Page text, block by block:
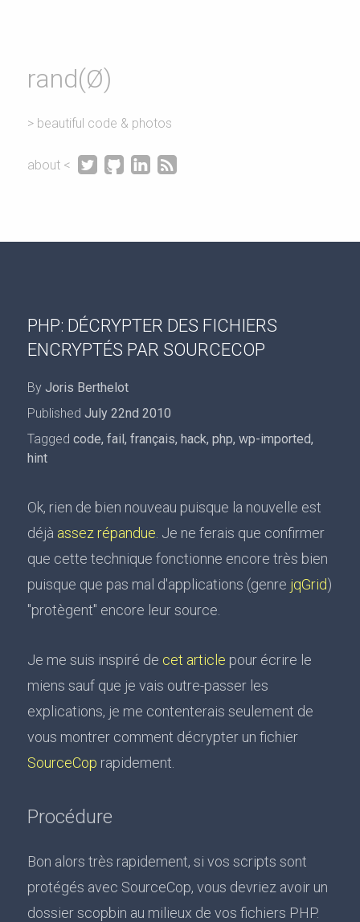
rand(Ø)
> beautiful code & photos
about <    
PHP: DÉCRYPTER DES FICHIERS
ENCRYPTÉS PAR SOURCECOP
By Joris Berthelot
Published July 22nd 2010
Tagged code, fail, français, hack, php, wp-imported,
hint
Ok, rien de bien nouveau puisque la nouvelle est
déjà assez répandue . Je ne ferais que confirmer
que cette technique fonctionne encore très bien
puisque que pas mal d'applications (genre jqGrid)
"protègent" encore leur source.
Je me suis inspiré de cet article pour écrire le
miens sauf que je vais outre-passer les
explications, je me contenterais seulement de
vous montrer comment décrypter un fichier
SourceCop rapidement.
Procédure
Bon alors très rapidement, si vos scripts sont
protégés avec SourceCop, vous devriez avoir un
dossier scopbin au milieux de vos fichiers PHP.